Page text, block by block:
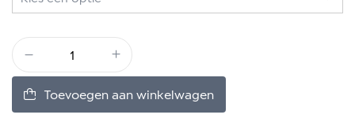
Toevoegen aan winkelwagen